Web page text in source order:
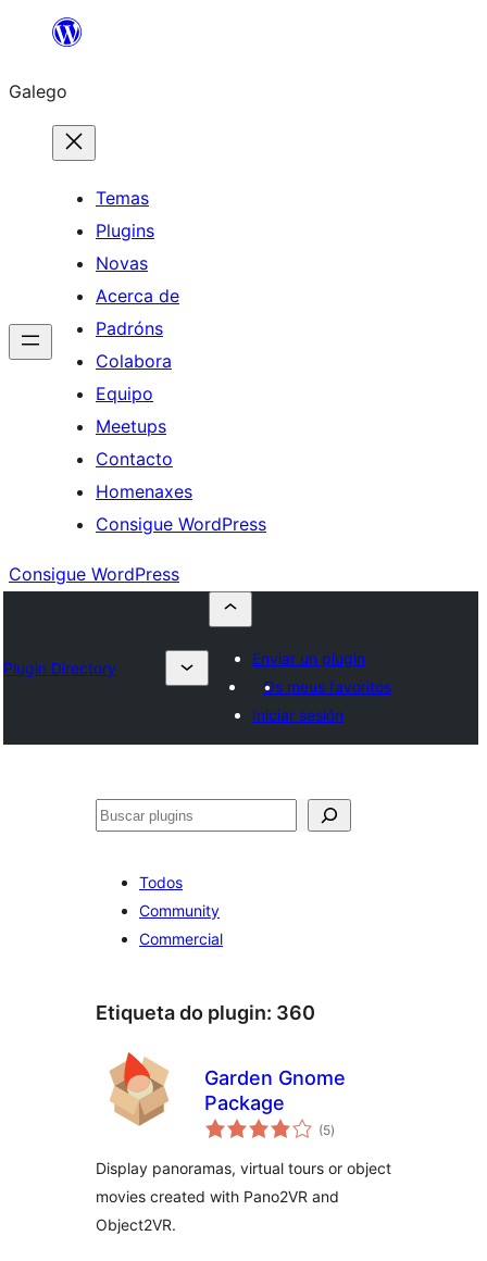
Saltar
contido
Galego
Temas
Plugins
Novas
Acerca de
Padróns
Colabora
Equipo
Meetups
Contacto
Homenaxes
Consigue WordPress
Consigue WordPress
Plugin Directory
Enviar un plugin
Os meus favoritos
Iniciar sesión
Buscar
Todos
Community
Commercial
Etiqueta do plugin: 360
Garden Gnome
Package
(5valoracións
totais
)
Display panoramas, virtual tours or object
movies created with Pano2VR and
Object2VR.